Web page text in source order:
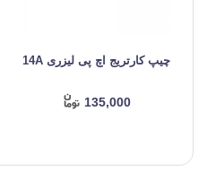
چیپ کارتریج اچ پی لیزری 14A
135,000